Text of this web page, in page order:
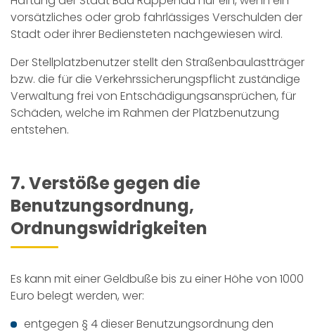
vorsätzliches oder grob fahrlässiges Verschulden der
Stadt oder ihrer Bediensteten nachgewiesen wird.
Der Stellplatzbenutzer stellt den Straßenbaulastträger
bzw. die für die Verkehrssicherungspflicht zuständige
Verwaltung frei von Entschädigungsansprüchen, für
Schäden, welche im Rahmen der Platzbenutzung
entstehen.
7. Verstöße gegen die
Benutzungsordnung,
Ordnungswidrigkeiten
Es kann mit einer Geldbuße bis zu einer Höhe von 1000
Euro belegt werden, wer:
entgegen § 4 dieser Benutzungsordnung den